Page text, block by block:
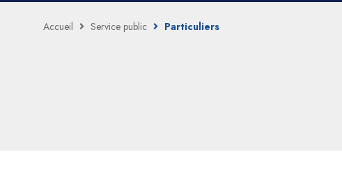
Accueil Service public Particuliers